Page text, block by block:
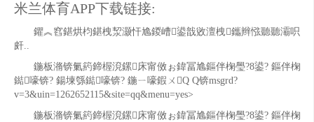
米兰体育APP下载链接:
鑺︽窞鍖烘枃鍖栧洯灏忓尯鍐嶆鍙戠敓澶栧鑴辫惤聽聽灞呮
皯..
鍦板潃锛氭箹鍗楃渷鏍床甯傚ぉ鍏冨尯鏂伴椈璺?8鍙? 鏂伴椈
鐑嚎锛? 鍚堜綔鐑嚎锛? 鍦ㄧ嚎鍜ㄨQ Q锛msgrd?
v=3&uin=1262652115&site=qq&menu=yes>
鍦板潃锛氭箹鍗楃渷鏍床甯傚ぉ鍏冨尯鏂伴椈璺?8鍙? 鏂伴椈